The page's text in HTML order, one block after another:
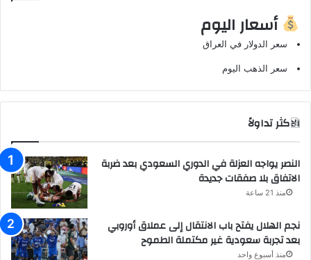
أسعار اليوم
سعر الدولار في العراق
سعر الذهب اليوم
الاكثر تداولاً
النصر يواجه العزلة في الدوري السعودي بعد ضربة
الاتفاق بلا صفقات جديدة
منذ 21 ساعة
نجم الهلال يفتح باب الانتقال إلى عملاق أوروبي
بعد تجربة سعودية غير مكتملة الطموح
منذ أسبوع واحد